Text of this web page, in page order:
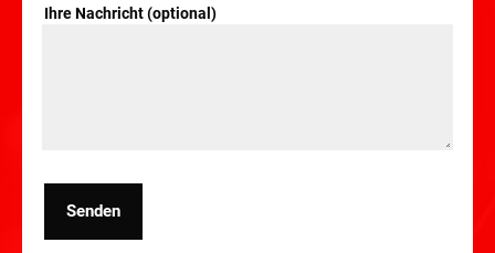
Ihre Nachricht (optional)
Senden